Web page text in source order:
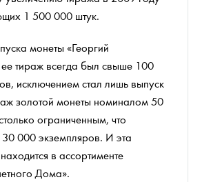
1 500 000 штук.
монеты «Георгий
тираж всегда был свыше 100
исключением стал лишь выпуск
золотой монеты номиналом 50
ограниченным, что
30 000 экземпляров. И эта
в ассортименте
Дома».